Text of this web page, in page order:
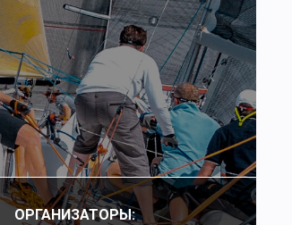
ОРГАНИЗАТОРЫ: